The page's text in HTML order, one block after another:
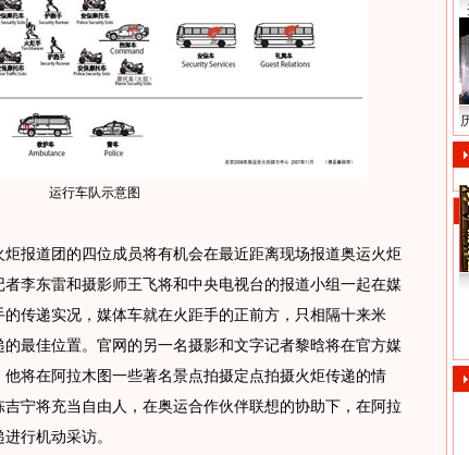
运行车队示意图
道团的四位成员将有机会在最近距离现场报道奥运火炬
李东雷和摄影师王飞将和中央电视台的报道小组一起在媒
传递实况，媒体车就在火距手的正前方，只相隔十来米
最佳位置。官网的另一名摄影和文字记者黎晗将在官方媒
将在阿拉木图一些著名景点拍摄定点拍摄火炬传递的情
宁将充当自由人，在奥运合作伙伴联想的协助下，在阿拉
行机动采访。